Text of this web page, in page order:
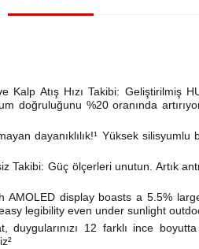
Atış Hızı Takibi: Geliştirilmiş
doğruluğunu %20 oranında
dayanıklılık!¹ Yüksek
Takibi: Güç ölçerleri unutun. Artık
AMOLED display boasts a 5.5%
legibility even under sunlight
duygularınızı 12 farklı ince